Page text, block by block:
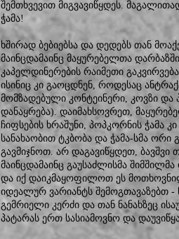
შემთხვევით მიგვავიწყდეს.
ჭამა!
ხშირად ბებიებსა და დედებს თან
მაინცდამაინც მაყურებელთა
კაპელდინერების რაიმეთი
ისინიც კი გაოცდნენ, როდესაც
მომზადებული კონტეინერი, კოვზი
დანაყრება). დაიმახსოვრეთ,
ჩიფსების ხრაშუნი, პოპკორნის
სანახაობით ტკბობა და ჭამა-სმა ორი
გავმიჯნოთ. არ დაგავიწყდეთ,
მაინცდამაინც გაუსაძლისმა
და იქ დაიკმაყოფილოთ ეს
იდეალურ ვარიანტს შემოგთავაზებთ
გემრიელი კერძი და თან ნანახზეც
პატარას ერთ სასიამოვნო და